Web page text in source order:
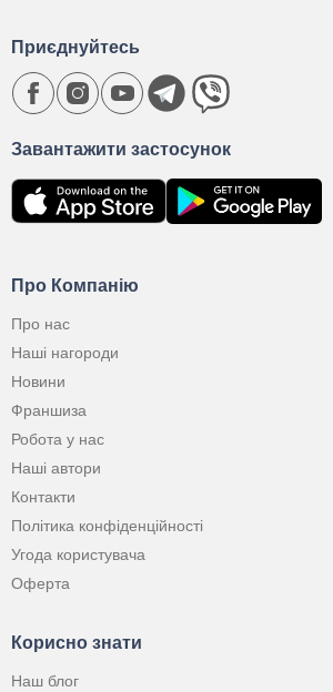
Про Компанію
Про нас
Наші нагороди
Новини
Франшиза
Робота у нас
Наші автори
Контакти
Політика конфіденційності
Угода користувача
Оферта
Корисно знати
Наш блог
Завантажити застосунок
Приєднуйтесь